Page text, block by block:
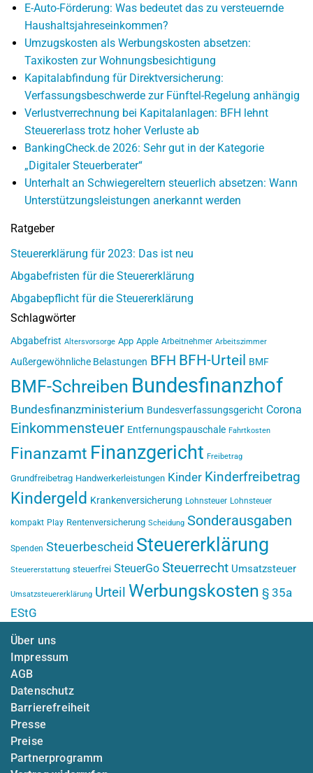
E-Auto-Förderung: Was bedeutet das zu versteuernde
Haushaltsjahreseinkommen?
Umzugskosten als Werbungskosten absetzen:
Taxikosten zur Wohnungsbesichtigung
Kapitalabfindung für Direktversicherung:
Verfassungsbeschwerde zur Fünftel-Regelung anhängig
Verlustverrechnung bei Kapitalanlagen: BFH lehnt
Steuererlass trotz hoher Verluste ab
BankingCheck.de 2026: Sehr gut in der Kategorie
„Digitaler Steuerberater“
Unterhalt an Schwiegereltern steuerlich absetzen: Wann
Unterstützungsleistungen anerkannt werden
Ratgeber
Steuererklärung für 2023: Das ist neu
Abgabefristen für die Steuererklärung
Abgabepflicht für die Steuererklärung
Schlagwörter
Abgabefrist Altersvorsorge App Apple Arbeitnehmer Arbeitszimmer
Außergewöhnliche Belastungen BFH BFH-Urteil BMF
BMF-Schreiben Bundesfinanzhof
Bundesfinanzministerium Bundesverfassungsgericht Corona
Einkommensteuer Entfernungspauschale Fahrtkosten
Finanzamt Finanzgericht Freibetrag
Grundfreibetrag Handwerkerleistungen Kinder Kinderfreibetrag
Kindergeld Krankenversicherung Lohnsteuer Lohnsteuer
kompakt Play Rentenversicherung Scheidung Sonderausgaben
Spenden Steuerbescheid Steuererklärung
Steuererstattung steuerfrei SteuerGo Steuerrecht Umsatzsteuer
Umsatzsteuererklärung Urteil Werbungskosten § 35a
EStG
Über uns
Impressum
AGB
Datenschutz
Barrierefreiheit
Presse
Preise
Partnerprogramm